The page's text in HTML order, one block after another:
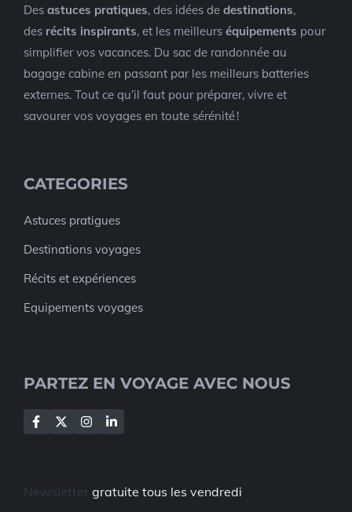
Des astuces pratiques, des idées de destinations,
des récits inspirants, et les meilleurs équipements pour
simplifier vos vacances. Du sac de randonnée au
bagage cabine en passant par les meilleurs batteries
externes. Tout ce qu’il faut pour préparer, vivre et
savourer vos voyages en toute sérénité !
CATEGORIES
Astuces pratigues
Destinations voyages
Récits et expériences
Equipements voyages
PARTEZ EN VOYAGE AVEC NOUS
Newsletter gratuite tous les vendredi